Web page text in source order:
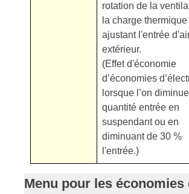
rotation de la
la charge thermique
ajustant l'entrée
extérieur.
(Effet d'économie
d’économies
lorsque l’on
quantité entrée en
suspendant ou en
diminuant de 30 %
l'entrée.)
Menu pour les économies